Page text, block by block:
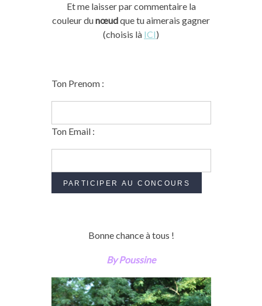
Et me laisser par commentaire la
couleur dunœudque tu aimerais gagner
(choisis là ICI)
Ton Prenom :
Ton Email :
Bonne chance à tous !
By Poussine